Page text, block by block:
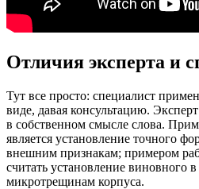
Отличия эксперта и
Тут все просто: специалист
виде, давая консультацию.
в собственном смысле слова.
является установление точного
внешним признакам; примером
считать установление виновного
микротрещинам корпуса.